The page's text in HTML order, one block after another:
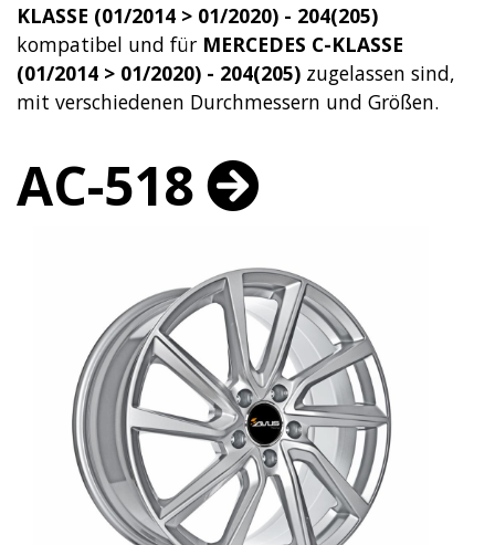
KLASSE (01/2014 > 01/2020) - 204(205)
kompatibel und für MERCEDES C-KLASSE
(01/2014 > 01/2020) - 204(205) zugelassen sind,
mit verschiedenen Durchmessern und Größen.
AC-518